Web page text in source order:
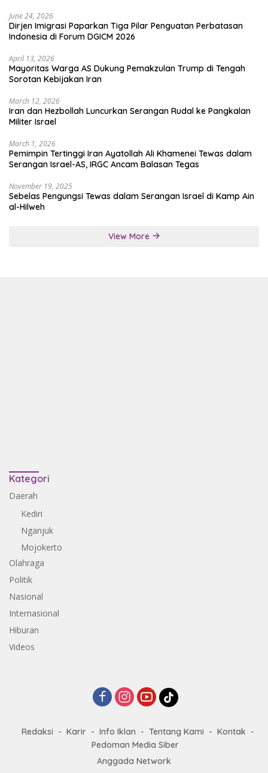
June 24, 2026
Dirjen Imigrasi Paparkan Tiga Pilar Penguatan Perbatasan
Indonesia di Forum DGICM 2026
April 13, 2026
Mayoritas Warga AS Dukung Pemakzulan Trump di Tengah
Sorotan Kebijakan Iran
March 12, 2026
Iran dan Hezbollah Luncurkan Serangan Rudal ke Pangkalan
Militer Israel
March 1, 2026
Pemimpin Tertinggi Iran Ayatollah Ali Khamenei Tewas dalam
Serangan Israel-AS, IRGC Ancam Balasan Tegas
November 19, 2025
Sebelas Pengungsi Tewas dalam Serangan Israel di Kamp Ain
al-Hilweh
View More
Kategori
Daerah
Kediri
Nganjuk
Mojokerto
Olahraga
Politik
Nasional
Internasional
Hiburan
Videos
Redaksi Karir Info Iklan Tentang Kami
Kontak
Pedoman Media Siber
Anggada Network